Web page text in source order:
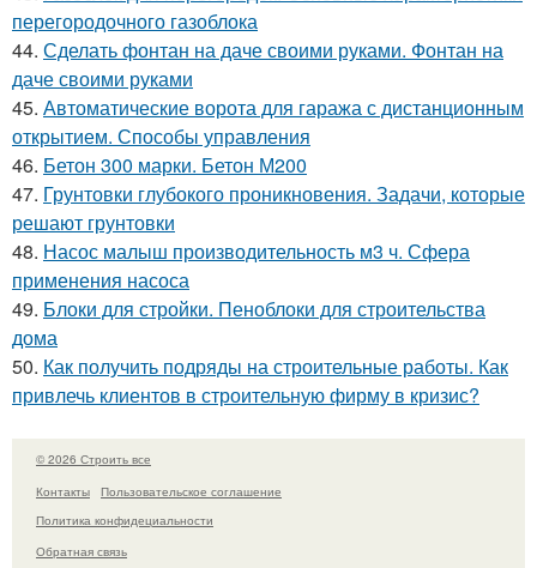
перегородочного газоблока
44. Сделать фонтан на даче своими руками. Фонтан на
даче своими руками
45. Автоматические ворота для гаража с дистанционным
открытием. Способы управления
46. Бетон 300 марки. Бетон М200
47. Грунтовки глубокого проникновения. Задачи, которые
решают грунтовки
48. Насос малыш производительность м3 ч. Сфера
применения насоса
49. Блоки для стройки. Пеноблоки для строительства
дома
50. Как получить подряды на строительные работы. Как
привлечь клиентов в строительную фирму в кризис?
© 2026 Строить все
Контакты
Пользовательское соглашение
Политика конфидециальности
Обратная связь